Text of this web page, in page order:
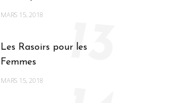
MARS 15, 2018
Les Rasoirs pour les
Femmes
MARS 15, 2018
13